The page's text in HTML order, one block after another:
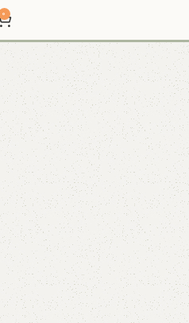
0
شورت پکی
3 محصول